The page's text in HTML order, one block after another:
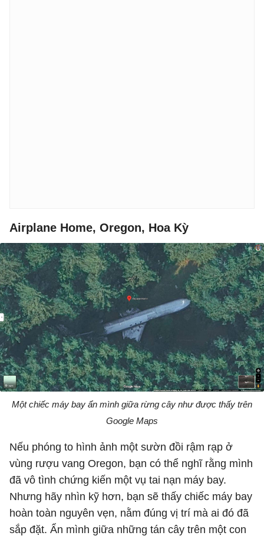
Airplane Home, Oregon, Hoa Kỳ
Một chiếc máy bay ẩn mình giữa rừng cây như được thấy trên
Google Maps
Nếu phóng to hình ảnh một sườn đồi rậm rạp ở
vùng rượu vang Oregon, bạn có thể nghĩ rằng mình
đã vô tình chứng kiến ​​một vụ tai nạn máy bay.
Nhưng hãy nhìn kỹ hơn, bạn sẽ thấy chiếc máy bay
hoàn toàn nguyên vẹn, nằm đúng vị trí mà ai đó đã
sắp đặt. Ẩn mình giữa những tán cây trên một con